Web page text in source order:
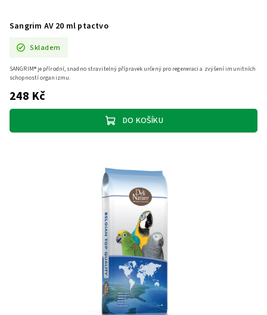
Sangrim AV 20 ml ptactvo
Skladem
248 Kč
DO KOŠÍKU
SANGRIM® je přírodní, snadno stravitelný přípravek určený pro regeneraci a zvýšení imunitních
schopností organizmu.